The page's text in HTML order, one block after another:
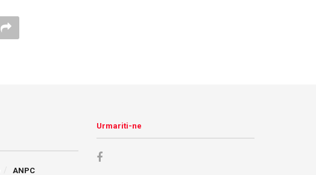
ANPC
Urmariti-ne